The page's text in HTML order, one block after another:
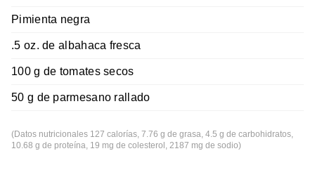
Pimienta negra
.5 oz. de albahaca fresca
100 g de tomates secos
50 g de parmesano rallado
(Datos nutricionales 127 calorías, 7.76 g de grasa, 4.5 g de carbohidratos,
10.68 g de proteína, 19 mg de colesterol, 2187 mg de sodio)